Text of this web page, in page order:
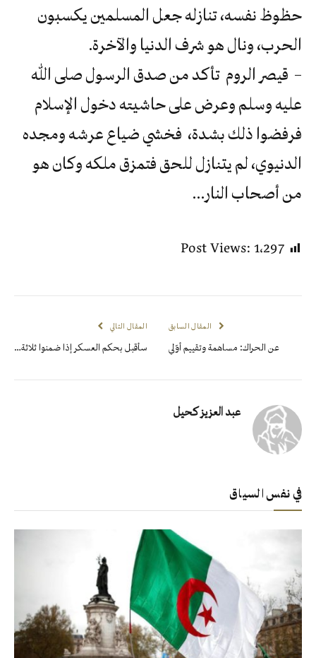
حظوظ نفسه، تنازله جعل المسلمين يكسبون
الحرب، ونال هو شرف الدنيا والآخرة.
– قيصر الروم تأكد من صدق الرسول صلى الله
عليه وسلم وعرض على حاشيته دخول الإسلام
فرفضوا ذلك بشدة، فخشي ضياع عرشه ومجده
الدنيوي، لم يتنازل للحق فتمزق ملكه وكان هو
من أصحاب النار…
Post Views:1٬297
المقال السابق
عن الحراك: مساهمة وتقييم أوّلي
المقال التالي
سأقبل بحكم العسكر إذا ضمنوا ثلاثة…
عبد العزيز كحيل
في نفس السياق